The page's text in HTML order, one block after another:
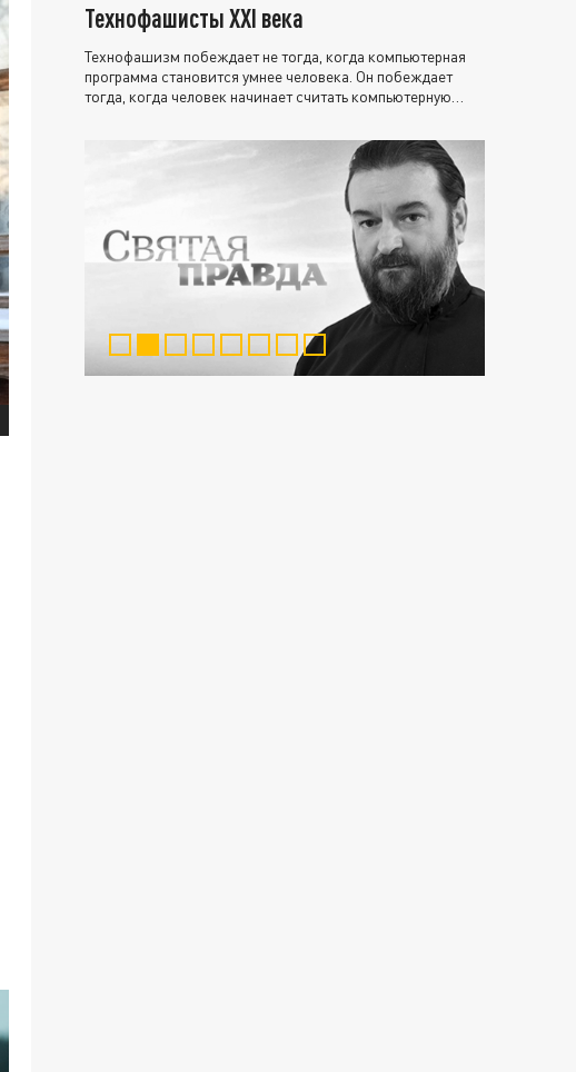
Технофашисты XXI века
Технофашизм побеждает не тогда, когда компьютерная
программа становится умнее человека. Он побеждает
тогда, когда человек начинает считать компьютерную